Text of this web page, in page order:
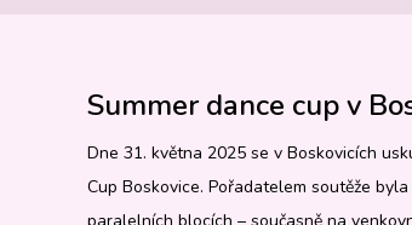
Summer dance cup v
Dne 31. května 2025 se v Boskovicích
Cup Boskovice. Pořadatelem soutěže